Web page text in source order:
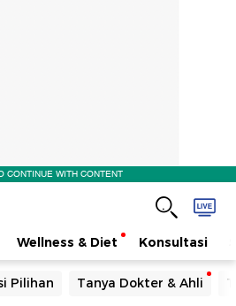
CONTINUE WITH CONTENT
Wellness & Diet Konsultasi
Pilihan Tanya Dokter & Ahli